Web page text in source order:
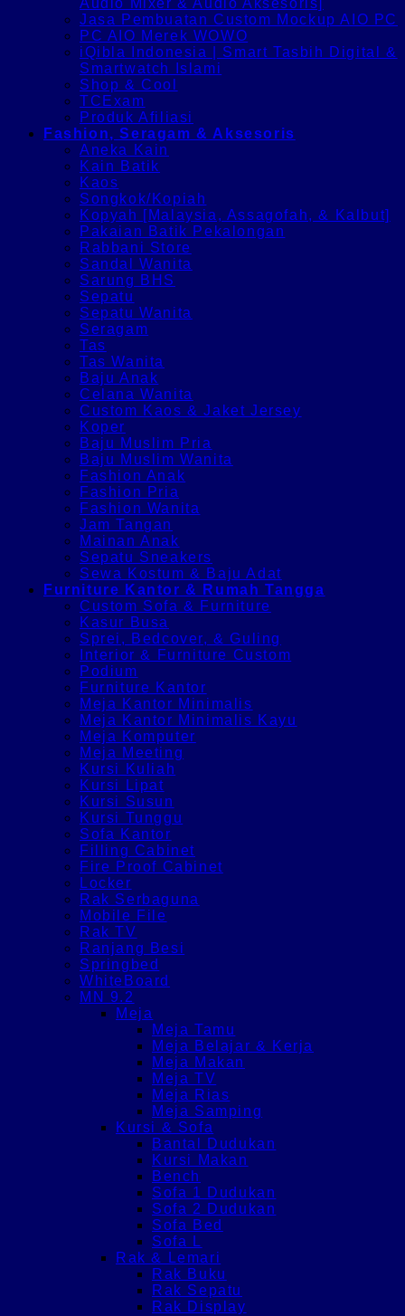
Audio Mixer & Audio Aksesoris]
Jasa Pembuatan Custom Mockup AIO PC
PC AIO Merek WOWO
iQibla Indonesia | Smart Tasbih Digital &
Smartwatch Islami
Shop & Cool
TCExam
Produk Afiliasi
Fashion, Seragam & Aksesoris
Aneka Kain
Kain Batik
Kaos
Songkok/Kopiah
Kopyah [Malaysia, Assagofah, & Kalbut]
Pakaian Batik Pekalongan
Rabbani Store
Sandal Wanita
Sarung BHS
Sepatu
Sepatu Wanita
Seragam
Tas
Tas Wanita
Baju Anak
Celana Wanita
Custom Kaos & Jaket Jersey
Koper
Baju Muslim Pria
Baju Muslim Wanita
Fashion Anak
Fashion Pria
Fashion Wanita
Jam Tangan
Mainan Anak
Sepatu Sneakers
Sewa Kostum & Baju Adat
Furniture Kantor & Rumah Tangga
Custom Sofa & Furniture
Kasur Busa
Sprei, Bedcover, & Guling
Interior & Furniture Custom
Podium
Furniture Kantor
Meja Kantor Minimalis
Meja Kantor Minimalis Kayu
Meja Komputer
Meja Meeting
Kursi Kuliah
Kursi Lipat
Kursi Susun
Kursi Tunggu
Sofa Kantor
Filling Cabinet
Fire Proof Cabinet
Locker
Rak Serbaguna
Mobile File
Rak TV
Ranjang Besi
Springbed
WhiteBoard
MN 9.2
Meja
Meja Tamu
Meja Belajar & Kerja
Meja Makan
Meja TV
Meja Rias
Meja Samping
Kursi & Sofa
Bantal Dudukan
Kursi Makan
Bench
Sofa 1 Dudukan
Sofa 2 Dudukan
Sofa Bed
Sofa L
Rak & Lemari
Rak Buku
Rak Sepatu
Rak Display